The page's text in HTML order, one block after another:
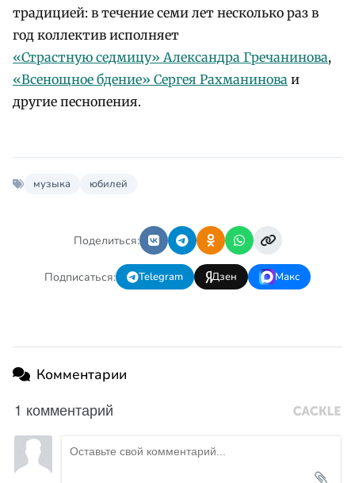
традицией: в течение семи лет несколько раз в
год коллектив исполняет
«Страстную седмицу» Александра Гречанинова,
«Всенощное бдение» Сергея Рахманинова и
другие песнопения.
музыка юбилей
Поделиться:
Подписаться: Telegram Дзен Макс
Комментарии
1 комментарий